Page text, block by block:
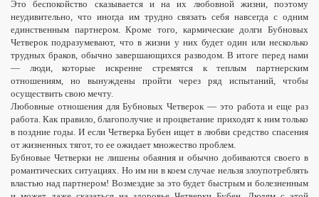
Это беспокойство сказывается и на их любовной жизни, поэтому
неудивительно, что иногда им трудно связать себя навсегда с одним
единственным партнером. Кроме того, кармическиедолги Бубновых
Четверок подразумевают, что в жизни у них будет один или несколько
трудных браков, обычно завершающихся разводом. В итоге перед нами
— люди, которые искренне стремятся к теплым партнерским
отношениям, но вынуждены пройти через ряд испытаний, чтобы
осуществить свою мечту.
Любовные отношения для Бубновых Четверок — это работа и еще раз
работа. Как правило, благополучие и процветание приходят к ним только
в поздние годы. И если Четверка Бубен ищет в любви средство спасения
от жизненных тягот, то ее ожидает множество проблем.
Бубновые Четверки не лишены обаяния и обычно добиваются своего в
романтических ситуациях. Но им ни в коем случае нельзя злоупотреблять
властью над партнером! Возмездие за это будет быстрым и болезненным